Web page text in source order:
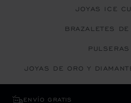
JOYAS ICE
BRAZALETES
PULSERAS
JOYAS DE ORO Y
ENVÍO GRATIS